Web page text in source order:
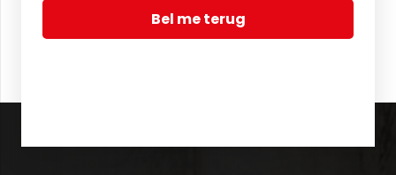
Bel me terug